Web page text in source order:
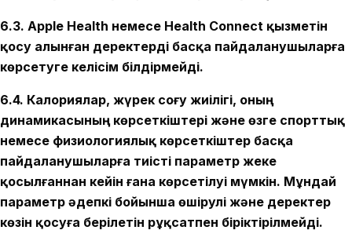
6.3. Apple Health немесе Health Connect қызметін
қосу алынған деректерді басқа пайдаланушыларға
көрсетуге келісім білдірмейді.
6.4. Калориялар, жүрек соғу жиілігі, оның
динамикасының көрсеткіштері және өзге спорттық
немесе физиологиялық көрсеткіштер басқа
пайдаланушыларға тиісті параметр жеке
қосылғаннан кейін ғана көрсетілуі мүмкін. Мұндай
параметр әдепкі бойынша өшірулі және деректер
көзін қосуға берілетін рұқсатпен біріктірілмейді.